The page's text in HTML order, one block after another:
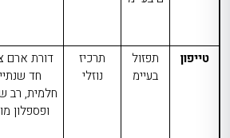
טייפון
תפזול
בעיימ
תרכיז
נוזלי
דורת ארם
חד
חלמית, רב
ופספלון